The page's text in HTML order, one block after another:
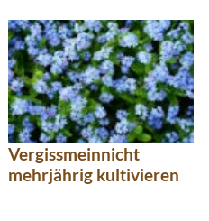
Vergissmeinnicht
mehrjährig kultivieren